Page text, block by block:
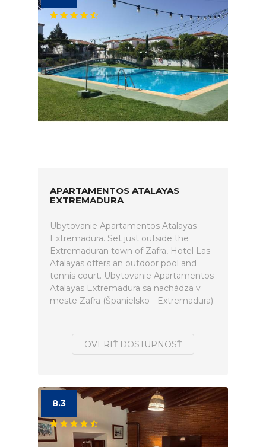
APARTAMENTOS ATALAYAS
EXTREMADURA
Ubytovanie Apartamentos Atalayas
Extremadura. Set just outside the
Extremaduran town of Zafra, Hotel Las
Atalayas offers an outdoor pool and
tennis court. Ubytovanie Apartamentos
Atalayas Extremadura sa nachádza v
meste Zafra (Španielsko - Extremadura).
OVERIŤ DOSTUPNOSŤ
8.3